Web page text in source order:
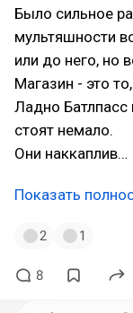
Было сильное
мультяшности
или до него, но
Магазин - это
Ладно Батлпасс
стоят немало.
Они наккаплив…
Показать
2 1
8